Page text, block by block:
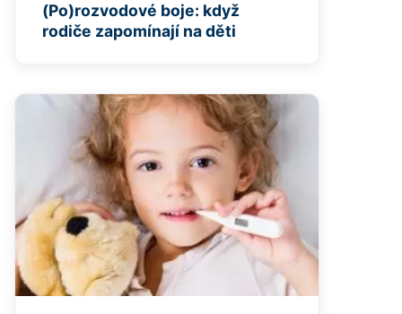
(Po)rozvodové boje: když
rodiče zapomínají na děti